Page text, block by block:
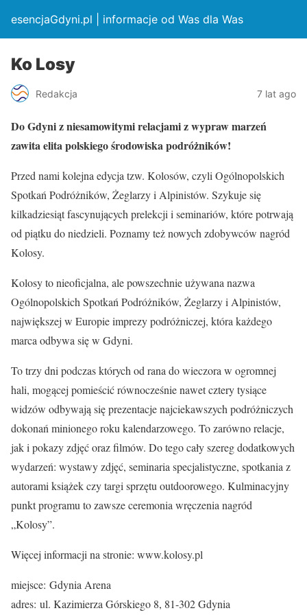
esencjaGdyni.pl | informacje od Was dla Was
Ko Losy
Redakcja 7 lat ago
Do Gdyni z niesamowitymi relacjami z wypraw marzeń
zawita elita polskiego środowiska podróżników!
Przed nami kolejna edycja tzw. Kolosów, czyli Ogólnopolskich
Spotkań Podróżników, Żeglarzy i Alpinistów. Szykuje się
kilkadziesiąt fascynujących prelekcji i seminariów, które potrwają
od piątku do niedzieli. Poznamy też nowych zdobywców nagród
Kolosy.
Kolosy to nieoficjalna, ale powszechnie używana nazwa
Ogólnopolskich Spotkań Podróżników, Żeglarzy i Alpinistów,
największej w Europie imprezy podróżniczej, która każdego
marca odbywa się w Gdyni.
To trzy dni podczas których od rana do wieczora w ogromnej
hali, mogącej pomieścić równocześnie nawet cztery tysiące
widzów odbywają się prezentacje najciekawszych podróżniczych
dokonań minionego roku kalendarzowego. To zarówno relacje,
jak i pokazy zdjęć oraz filmów. Do tego cały szereg dodatkowych
wydarzeń: wystawy zdjęć, seminaria specjalistyczne, spotkania z
autorami książek czy targi sprzętu outdoorowego. Kulminacyjny
punkt programu to zawsze ceremonia wręczenia nagród
„Kolosy”.
Więcej informacji na stronie: www.kolosy.pl
miejsce: Gdynia Arena
adres: ul. Kazimierza Górskiego 8, 81-302 Gdynia